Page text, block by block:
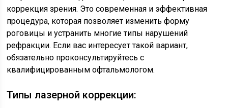
коррекция зрения. Это современная и эффективная
процедура, которая позволяет изменить форму
роговицы и устранить многие типы нарушений
рефракции. Если вас интересует такой вариант,
обязательно проконсультируйтесь с
квалифицированным офтальмологом.
Типы лазерной коррекции: